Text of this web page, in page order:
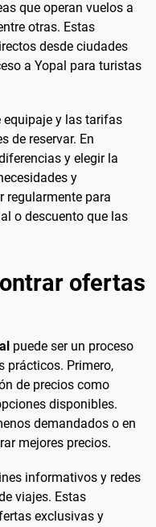
que operan vuelos a
otras. Estas
desde ciudades
a Yopal para turistas
equipaje y las tarifas
de reservar. En
y elegir la
y
regularmente para
o descuento que las
ofertas
puede ser un proceso
prácticos. Primero,
de precios como
disponibles.
demandados o en
mejores precios.
informativos y redes
viajes. Estas
exclusivas y